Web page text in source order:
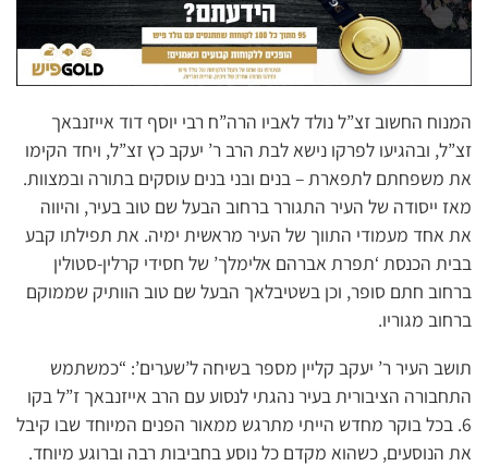
המנוח החשוב זצ”ל נולד לאביו הרה”ח רבי יוסף דוד אייזנבאך
זצ”ל, ובהגיעו לפרקו נישא לבת הרב ר’ יעקב כץ זצ”ל, ויחד הקימו
את משפחתם לתפארת – בנים ובני בנים עוסקים בתורה ובמצוות.
מאז ייסודה של העיר התגורר ברחוב הבעל שם טוב בעיר, והיווה
את אחד מעמודי התווך של העיר מראשית ימיה. את תפילתו קבע
בבית הכנסת ‘תפרת אברהם אלימלך’ של חסידי קרלין-סטולין
ברחוב חתם סופר, וכן בשטיבלאך הבעל שם טוב הוותיק שממוקם
ברחוב מגוריו.
תושב העיר ר’ יעקב קליין מספר בשיחה ל’שערים’: “כמשתמש
התחבורה הציבורית בעיר נהגתי לנסוע עם הרב אייזנבאך ז”ל בקו
6. בכל בוקר מחדש הייתי מתרגש ממאור הפנים המיוחד שבו קיבל
את הנוסעים, כשהוא מקדם כל נוסע בחביבות רבה וברוגע מיוחד.